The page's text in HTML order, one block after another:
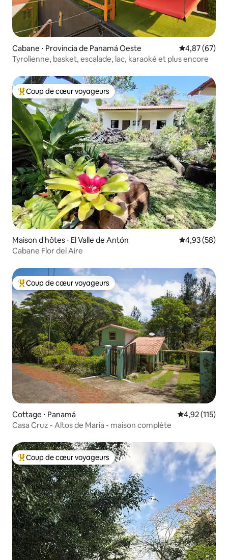
Cabane ⋅ Provincia de Panamá Oeste Évaluation
4,87 (67)
Tyrolienne, basket, escalade, lac, karaoké et plus encore
Coups de cœur voyageurs les plus appréciés
Coup de cœur voyageurs
Maison d'hôtes ⋅ El Valle de Antón Évaluation
4,93 (58)
Cabane Flor del Aire
Coups de cœur voyageurs les plus appréciés
Coup de cœur voyageurs
Cottage ⋅ Panamá Évaluation
4,92 (115)
Casa Cruz - Altos de Maria - maison complète
Coups de cœur voyageurs les plus appréciés
Coup de cœur voyageurs